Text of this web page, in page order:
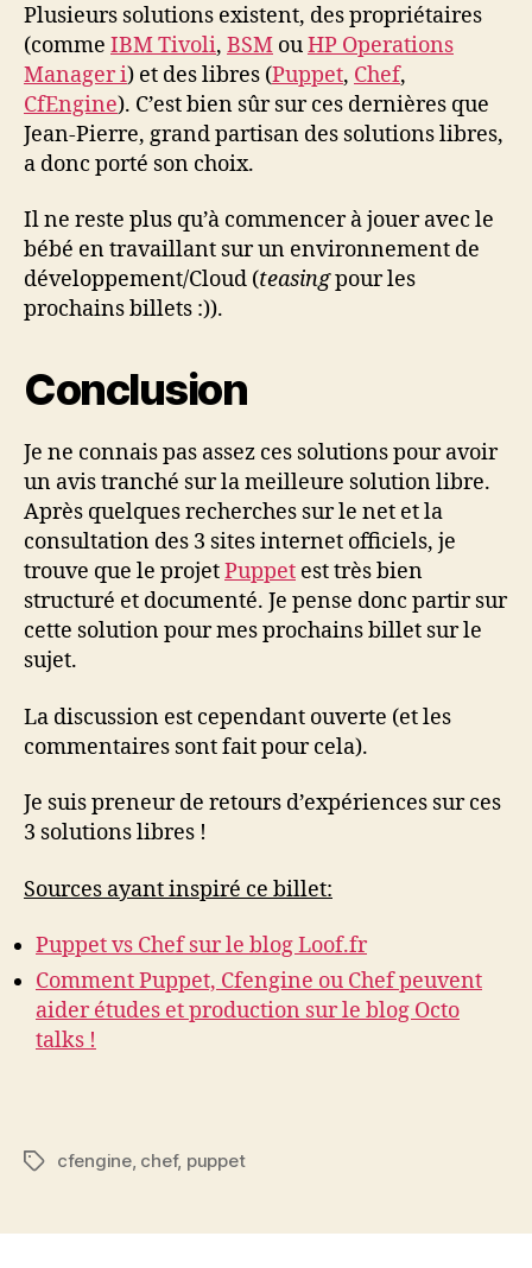
Plusieurs solutions existent, des propriétaires
(comme IBM Tivoli, BSM ouHP Operations
Manager i) et des libres (Puppet, Chef,
CfEngine). C’est bien sûr sur ces dernières que
Jean-Pierre, grand partisan des solutions libres,
a donc porté son choix.
Il ne reste plus qu’à commencer à jouer avec le
bébé en travaillant sur un environnement de
développement/Cloud (teasingpour les
prochains billets :)).
Conclusion
Je ne connais pas assez ces solutions pour avoir
un avis tranché sur la meilleure solution libre.
Après quelques recherches sur le net et la
consultation des 3 sites internet officiels, je
trouve que le projetPuppet est très bien
structuré et documenté. Je pense donc partir sur
cette solution pour mes prochains billet sur le
sujet.
La discussion est cependant ouverte (et les
commentaires sont fait pour cela).
Je suis preneur de retours d’expériences sur ces
3 solutions libres !
Sources ayant inspiré ce billet:
Puppet vs Chef sur le blog Loof.fr
Comment Puppet, Cfengine ou Chef peuvent
aider études et production sur le blog Octo
talks !
Étiquettes
cfengine, chef, puppet